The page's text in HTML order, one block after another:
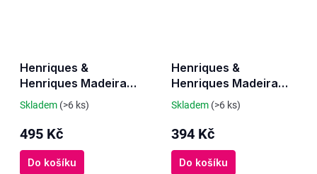
Henriques &
Henriques Madeira
Medium Rich 5 Y.O.
Skladem (>6 ks)
495 Kč
Do košíku
Henriques &
Henriques Madeira
Rainwater Medium Dry
Skladem (>6 ks)
394 Kč
Do košíku